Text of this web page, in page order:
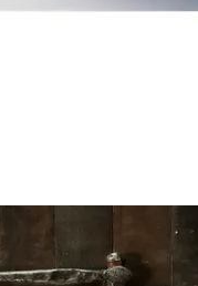
koruma, kullanım